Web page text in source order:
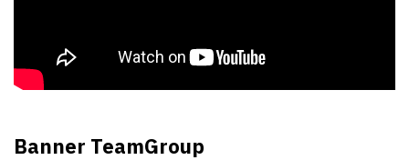
Banner TeamGroup